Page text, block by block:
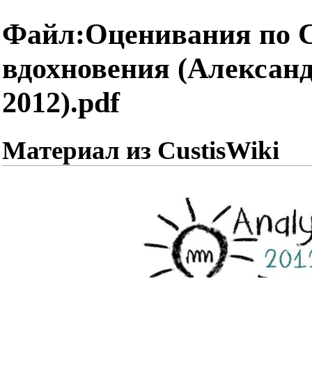
Файл:Оценивания по
вдохновения
2012).pdf
Материал из CustisWiki